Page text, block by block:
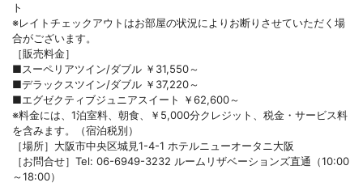
ト
※レイトチェックアウトはお部屋の状況によりお断りさせていただく場
合がございます。
［販売料金］
■スーペリアツイン/ダブル ￥31,550～
■デラックスツイン/ダブル ￥37,220～
■エグゼクティブジュニアスイート ￥62,600～
※料金には、1泊室料、朝食、￥5,000分クレジット、税金・サービス料
を含みます。（宿泊税別）
［場所］大阪市中央区城見1-4-1 ホテルニューオータニ大阪
［お問合せ］Tel: 06-6949-3232 ルームリザベーションズ直通（10:00
～18:00）